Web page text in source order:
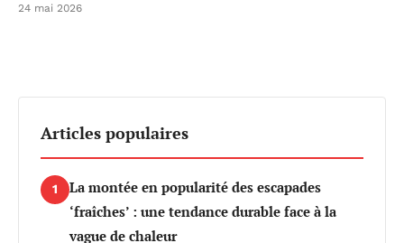
24 mai 2026
Articles populaires
1
La montée en popularité des escapades
‘fraîches’ : une tendance durable face à la
vague de chaleur